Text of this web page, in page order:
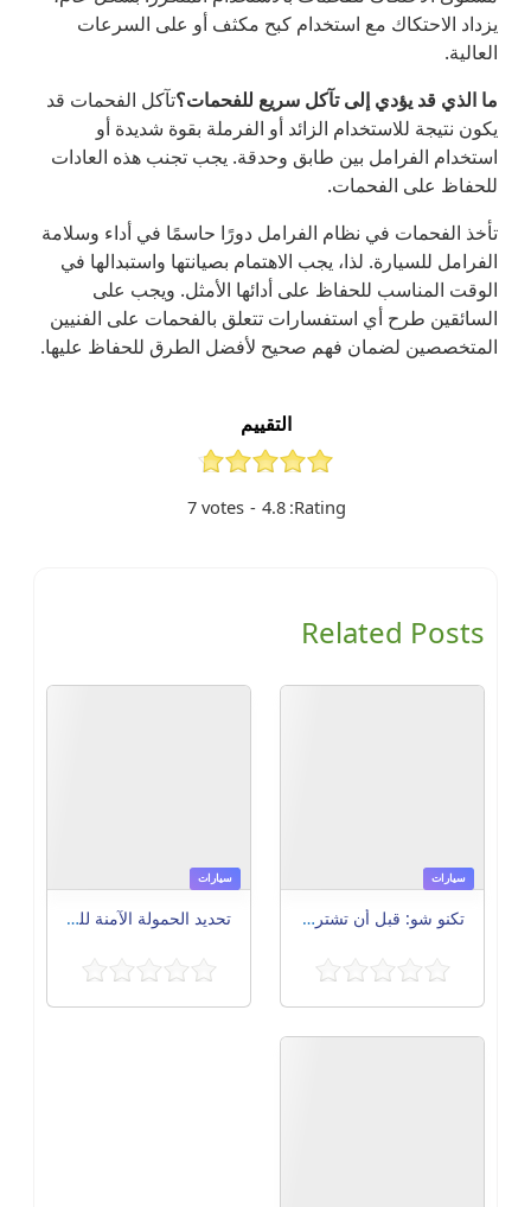
يزداد الاحتكاك مع استخدام كبح مكثف أو على السرعات
العالية.
ما الذي قد يؤدي إلى تآكل سريع للفحمات؟تآكل الفحمات قد
يكون نتيجة للاستخدام الزائد أو الفرملة بقوة شديدة أو
استخدام الفرامل بين طابق وحدقة. يجب تجنب هذه العادات
للحفاظ على الفحمات.
تأخذ الفحمات في نظام الفرامل دورًا حاسمًا في أداء وسلامة
الفرامل للسيارة. لذا، يجب الاهتمام بصيانتها واستبدالها في
الوقت المناسب للحفاظ على أدائها الأمثل. ويجب على
السائقين طرح أي استفسارات تتعلق بالفحمات على الفنيين
المتخصصين لضمان فهم صحيح لأفضل الطرق للحفاظ عليها.
التقييم
Rating:
4.8
-
7votes
Related Posts
سيارات
تحديد الحمولة الآمنة للعمل (SWL) للأوناش: دليل شامل للمشغلين ومديري السلامة